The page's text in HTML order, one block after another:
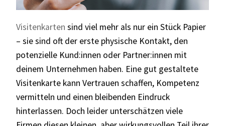
Visitenkarten sind viel mehr als nur ein Stück Papier
– sie sind oft der erste physische Kontakt, den
potenzielle Kund:innen oder Partner:innen mit
deinem Unternehmen haben. Eine gut gestaltete
Visitenkarte kann Vertrauen schaffen, Kompetenz
vermitteln und einen bleibenden Eindruck
hinterlassen. Doch leider unterschätzen viele